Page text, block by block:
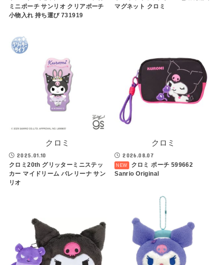
ミニポーチ サンリオ クリアポーチ
小物入れ 持ち運び 731919
マグネット クロミ
クロミ
2025.01.10
クロミ20th グリッターミニステッ
カー マイドリーム バレリーナ サン
リオ
クロミ
2026.08.07
クロミ ポーチ 599662
Sanrio Original